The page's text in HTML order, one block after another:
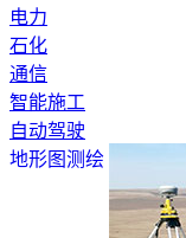
电力
石化
通信
智能施工
自动驾驶
地形图测绘